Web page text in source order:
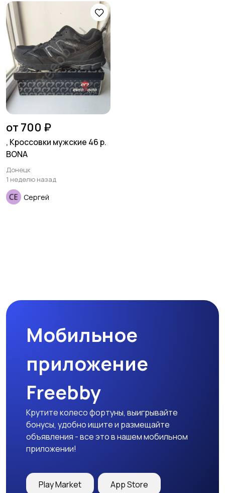
от 700 ₽
, Кроссовки мужские 46 р.
BONA
Донецк
1 неделю назад
Сергей
Мобильное
приложение
Freebby
Крутите колесо фортуны, выигрывайте
бонусы, удобно ищите и размещайте
объявления - все это в нашем мобильном
приложении!
Play Market App Store